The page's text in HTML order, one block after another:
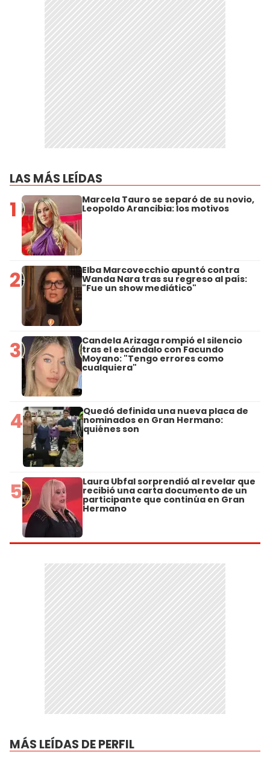
LAS MÁS LEÍDAS
1 Marcela Tauro se separó de su novio,
Leopoldo Arancibia: los motivos
2 Elba Marcovecchio apuntó contra
Wanda Nara tras su regreso al país:
"Fue un show mediático"
3 Candela Arizaga rompió el silencio
tras el escándalo con Facundo
Moyano: "Tengo errores como
cualquiera"
4 Quedó definida una nueva placa de
nominados en Gran Hermano:
quiénes son
5 Laura Ubfal sorprendió al revelar que
recibió una carta documento de un
participante que continúa en Gran
Hermano
MÁS LEÍDAS DE PERFIL